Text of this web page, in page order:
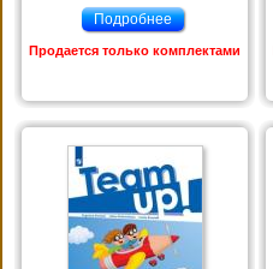
Подробнее
Продается только комплектами